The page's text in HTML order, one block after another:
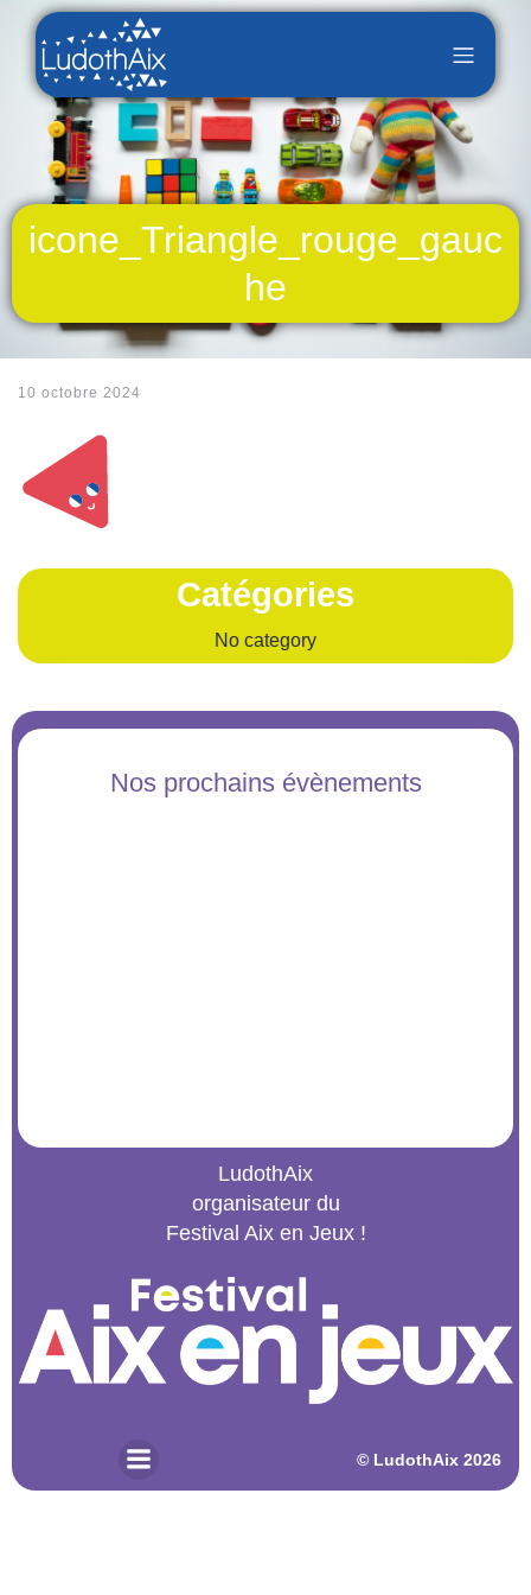
icone_Triangle_rouge_gauc
he
10 octobre 2024
Catégories
No category
Nos prochains évènements
LudothAix
organisateur du
Festival Aix en Jeux !
© LudothAix 2026